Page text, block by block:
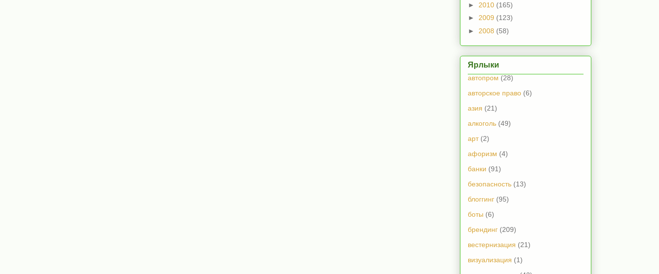
► 2010 (165)
► 2009 (123)
► 2008 (58)
Ярлыки
автопром (28)
авторское право (6)
азия (21)
алкоголь (49)
арт (2)
афоризм (4)
банки (91)
безопасность (13)
блоггинг (95)
боты (6)
брендинг (209)
вестернизация (21)
визуализация (1)